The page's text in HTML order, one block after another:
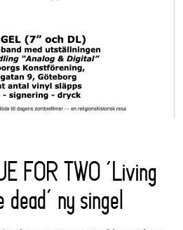
FOR TWO ‘Living
ny singel